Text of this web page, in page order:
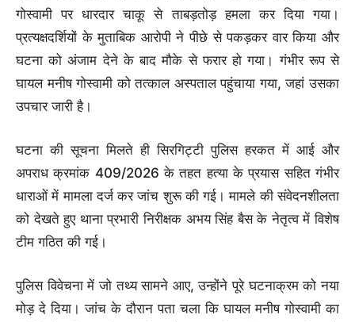
गोस्वामी पर धारदार चाकू से ताबड़तोड़ हमला कर दिया गया।
प्रत्यक्षदर्शियों के मुताबिक आरोपी ने पीछे से पकड़कर वार किया और
घटना को अंजाम देने के बाद मौके से फरार हो गया। गंभीर रूप से
घायल मनीष गोस्वामी को तत्काल अस्पताल पहुंचाया गया, जहां उसका
उपचार जारी है।
घटना की सूचना मिलते ही सिरगिट्टी पुलिस हरकत में आई और
अपराध क्रमांक 409/2026 के तहत हत्या के प्रयास सहित गंभीर
धाराओं में मामला दर्ज कर जांच शुरू की गई। मामले की संवेदनशीलता
को देखते हुए थाना प्रभारी निरीक्षक अभय सिंह बैस के नेतृत्व में विशेष
टीम गठित की गई।
पुलिस विवेचना में जो तथ्य सामने आए, उन्होंने पूरे घटनाक्रम को नया
मोड़ दे दिया। जांच के दौरान पता चला कि घायल मनीष गोस्वामी का